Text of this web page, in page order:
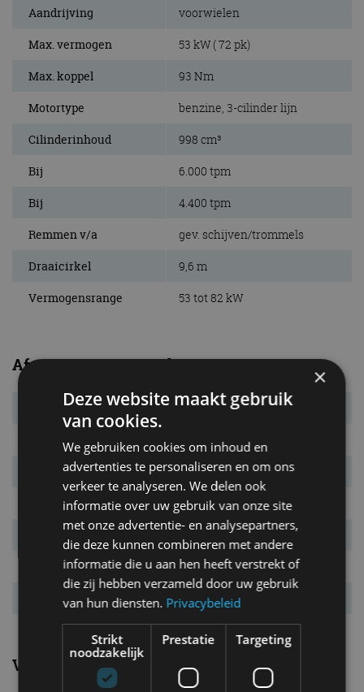
Aandrijving voorwielen
Max. vermogen 53 kW ( 72 pk)
Max. koppel 93 Nm
Motortype benzine, 3-cilinder lijn
Cilinderinhoud 998 cm³
Bij 6.000 tpm
Bij 4.400 tpm
Remmen v/a gev. schijven/trommels
Draaicirkel 9,6 m
Vermogensrange 53 tot 82 kW
Afmetingen en gewichten
Massa leeg 955 kg
L x B x H 3.945 x 1.695 x 1.510 mm
Inh. bag. ruimte. 347 l
Bandenmaat 175/70 R14
Wielbasis 2.510 mm
Max. aanh. gew. 730 kg
Tankinhoud 42 l
Verbruik
×
Deze website maakt gebruik
van cookies.
We gebruiken cookies om inhoud en
advertenties te personaliseren en om ons
verkeer te analyseren. We delen ook
informatie over uw gebruik van onze site
met onze advertentie- en analysepartners,
die deze kunnen combineren met andere
informatie die u aan hen heeft verstrekt of
die zij hebben verzameld door uw gebruik
van hun diensten. Privacybeleid
Strikt
noodzakelijk
Prestatie Targeting